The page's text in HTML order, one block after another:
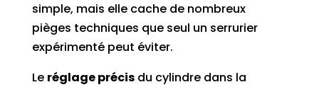
simple, mais elle cache de nombreux
pièges techniques que seul un serrurier
expérimenté peut éviter.
Le réglage précisdu cylindre dans la